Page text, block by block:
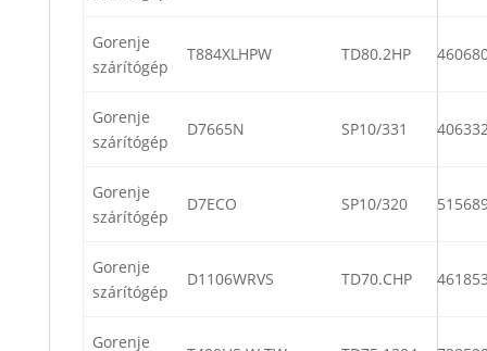
Gorenje
szárítógép
T884XLHPW TD80.2HP
Gorenje
szárítógép
D7665N SP10/331
Gorenje
szárítógép
D7ECO SP10/320
Gorenje
szárítógép
D1106WRVS TD70.CHP
Gorenje